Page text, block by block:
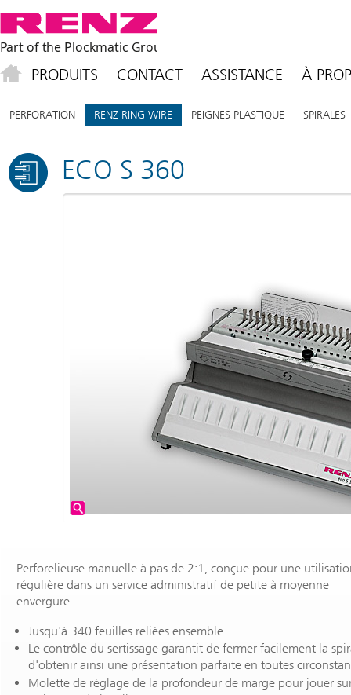
PERFORATION RENZ RING WIRE PEIGNES PLASTIQUE SPIRALES
PRODUITS CONTACT ASSISTANCE À
ECO S 360
Perforelieuse manuelle à pas de 2:1, conçue pour une
régulière dans un service administratif de petite à moyenne
envergure.
Jusqu'à 340 feuilles reliées ensemble.
Le contrôle du sertissage garantit de fermer facilement la
d'obtenir ainsi une présentation parfaite en toutes
Molette de réglage de la profondeur de marge pour jouer